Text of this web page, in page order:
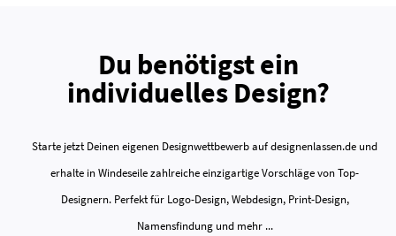
Du benötigst ein
individuelles Design?
Starte jetzt Deinen eigenen Designwettbewerb auf designenlassen.de und
erhalte in Windeseile zahlreiche einzigartige Vorschläge von Top-
Designern. Perfekt für Logo-Design, Webdesign, Print-Design,
Namensfindung und mehr ...